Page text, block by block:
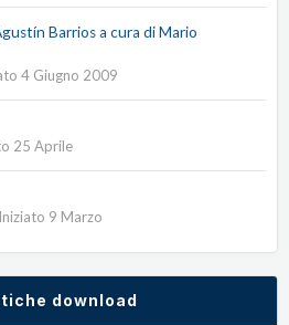
Barrios a cura di Mario
4 Giugno 2009
25 Aprile
9 Marzo
download